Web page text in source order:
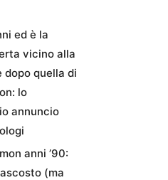
ed è la
vicino alla
dopo quella di
lo
annuncio
anni ’90:
(ma